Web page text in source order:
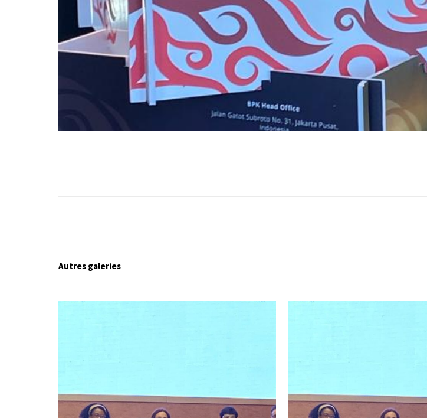
Autres galeries